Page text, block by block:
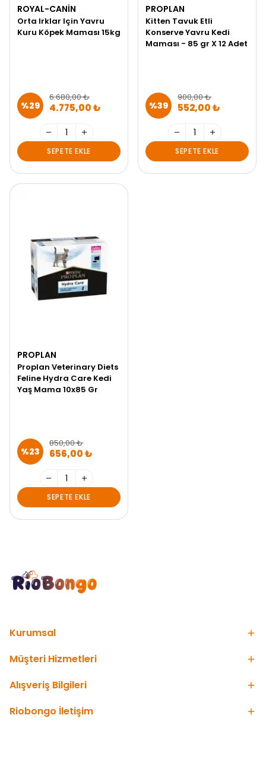
ROYAL-CANIN
Orta Irklar Için Yavru
Kuru Köpek Maması 15kg
%29
6.680,00 ₺
4.775,00 ₺
SEPETE EKLE
PROPLAN
Kitten Tavuk Etli
Konserve Yavru Kedi
Maması - 85 gr X 12 Adet
%39
900,00 ₺
552,00 ₺
SEPETE EKLE
PROPLAN
Proplan Veterinary Diets
Feline Hydra Care Kedi
Yaş Mama 10x85 Gr
%23
850,00 ₺
656,00 ₺
SEPETE EKLE
Kurumsal
Müşteri Hizmetleri
Alışveriş Bilgileri
Riobongo İletişim